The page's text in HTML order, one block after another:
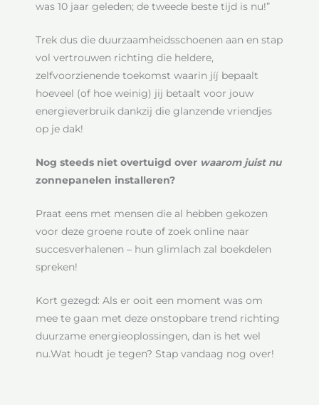
was 10 jaar geleden; de tweede beste tijd is nu!”
Trek dus die duurzaamheidsschoenen aan en stap
vol vertrouwen richting die heldere,
zelfvoorzienende toekomst waarin jíj bepaalt
hoeveel (of hoe weinig) jij betaalt voor jouw
energieverbruik dankzij die glanzende vriendjes
op je dak!
Nog steeds niet overtuigd over waarom juist nu
zonnepanelen installeren?
Praat eens met mensen die al hebben gekozen
voor deze groene route of zoek online naar
succesverhalenen – hun glimlach zal boekdelen
spreken!
Kort gezegd: Als er ooit een moment was om
mee te gaan met deze onstopbare trend richting
duurzame energieoplossingen, dan is het wel
nu.Wat houdt je tegen? Stap vandaag nog over!